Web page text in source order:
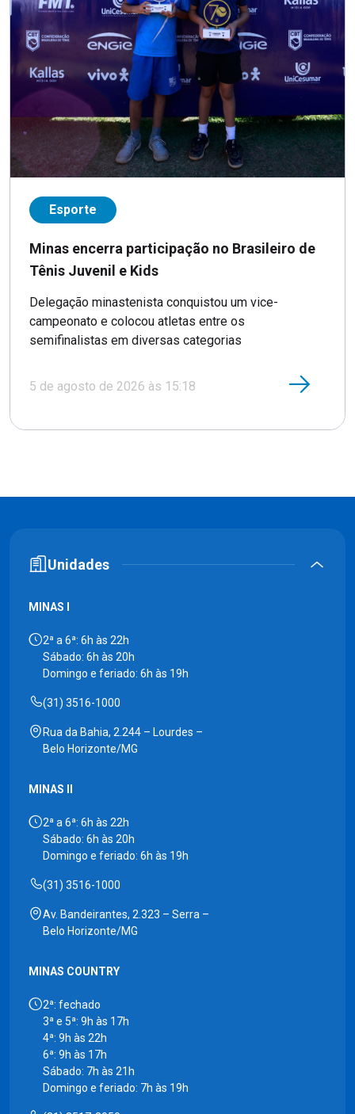
Esporte
Minas encerra participação no Brasileiro de
Tênis Juvenil e Kids
Delegação minastenista conquistou um vice-
campeonato e colocou atletas entre os
semifinalistas em diversas categorias
5 de agosto de 2026 às 15:18
Unidades
MINAS I
2ª a 6ª: 6h às 22h
Sábado: 6h às 20h
Domingo e feriado: 6h às 19h
(31) 3516-1000
Rua da Bahia, 2.244 – Lourdes –
Belo Horizonte/MG
MINAS II
2ª a 6ª: 6h às 22h
Sábado: 6h às 20h
Domingo e feriado: 6h às 19h
(31) 3516-1000
Av. Bandeirantes, 2.323 – Serra –
Belo Horizonte/MG
MINAS COUNTRY
2ª: fechado
3ª e 5ª: 9h às 17h
4ª: 9h às 22h
6ª: 9h às 17h
Sábado: 7h às 21h
Domingo e feriado: 7h às 19h